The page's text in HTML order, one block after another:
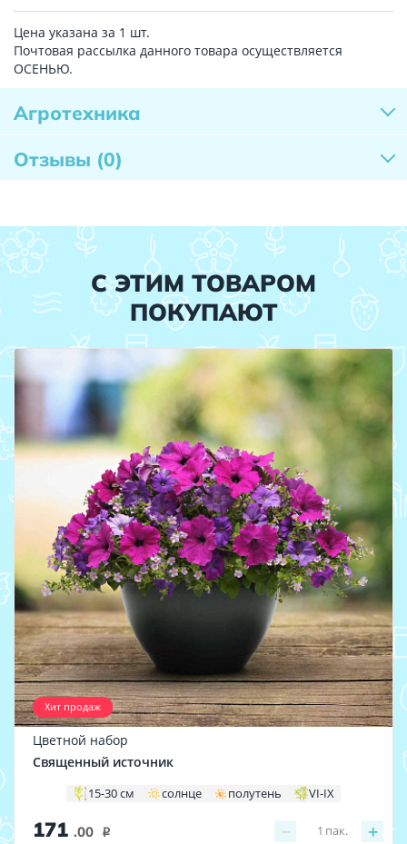
Цена указана за 1 шт.
Почтовая рассылка данного товара осуществляется
ОСЕНЬЮ.
Агротехника
Отзывы (0)
С ЭТИМ ТОВАРОМ
ПОКУПАЮТ
Хит продаж
Цветной набор
Священный источник
15-30 см солнце полутень VI-IX
171 .00 i − +
1 пак.